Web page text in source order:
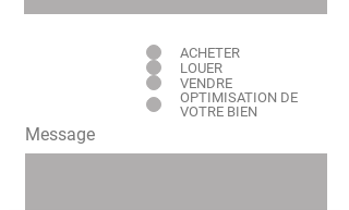
ACHETER
LOUER
VENDRE
OPTIMISATION DE
VOTRE BIEN
Message